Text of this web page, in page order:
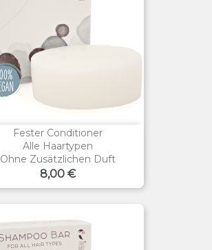
Fester Conditioner
Alle Haartypen
Ohne Zusätzlichen Duft
Preis
8,00 €